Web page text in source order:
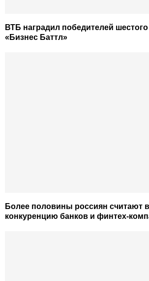
ВТБ наградил победителей
«Бизнес Баттл»
Более половины россиян считают
конкуренцию банков и финтех-